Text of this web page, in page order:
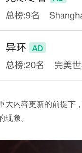
大内容更新的前提下
现象。